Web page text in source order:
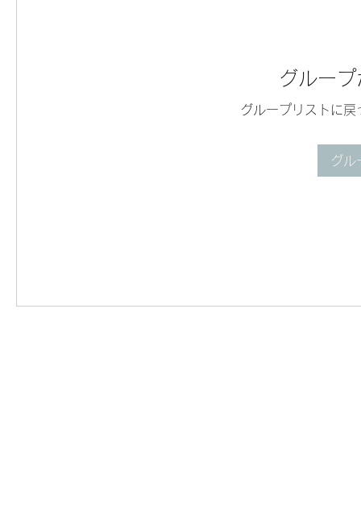
グルー
グループリストに
グル